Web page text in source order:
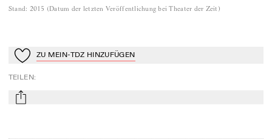
Stand: 2015 (Datum der letzten Veröffentlichung bei Theater der Zeit )
Zu Mein-TdZ hinzufügen
ZU MEIN-TDZ HINZUFÜGEN
TEILEN:
mail